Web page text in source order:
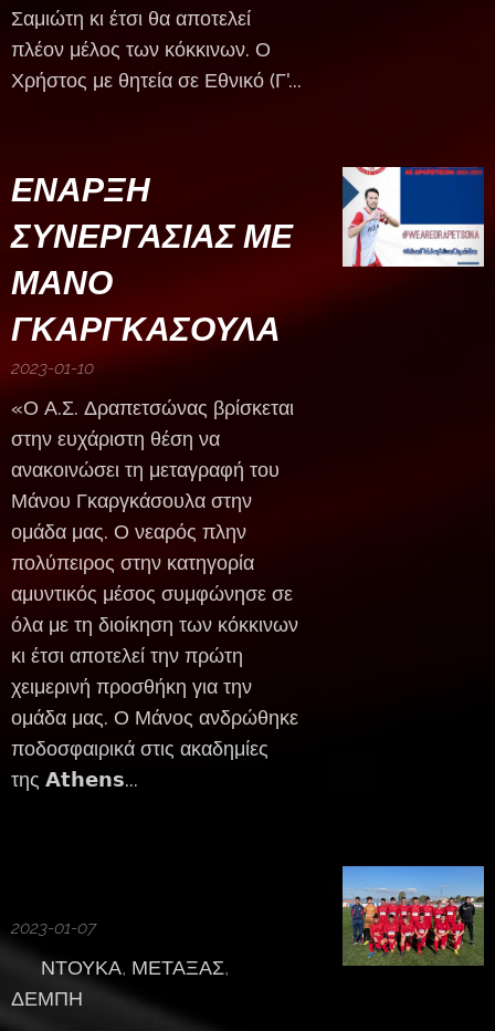
Σαμιώτη κι έτσι θα αποτελεί
πλέον μέλος των κόκκινων. Ο
Χρήστος με θητεία σε Εθνικό (Γ'...
ΕΝΑΡΞΗ
ΣΥΝΕΡΓΑΣΙΑΣ ΜΕ
ΜΑΝΟ
ΓΚΑΡΓΚΑΣΟΥΛΑ
2023-01-10
«Ο Α.Σ. Δραπετσώνας βρίσκεται
στην ευχάριστη θέση να
ανακοινώσει τη μεταγραφή του
Μάνου Γκαργκάσουλα στην
ομάδα μας. Ο νεαρός πλην
πολύπειρος στην κατηγορία
αμυντικός μέσος συμφώνησε σε
όλα με τη διοίκηση των κόκκινων
κι έτσι αποτελεί την πρώτη
χειμερινή προσθήκη για την
ομάδα μας. Ο Μάνος ανδρώθηκε
ποδοσφαιρικά στις ακαδημίες
της 𝗔𝘁𝗵𝗲𝗻𝘀...
2023-01-07
⚽️ ΝΤΟΥΚΑ, ΜΕΤΑΞΑΣ,
ΔΕΜΠΗ